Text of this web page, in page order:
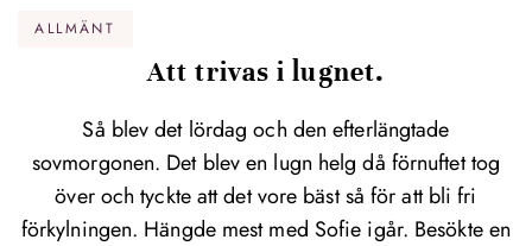
ALLMÄNT
Att trivas i lugnet.
Så blev det lördag och den efterlängtade
sovmorgonen. Det blev en lugn helg då förnuftet tog
över och tyckte att det vore bäst så för att bli fri
förkylningen. Hängde mest med Sofie igår. Besökte en